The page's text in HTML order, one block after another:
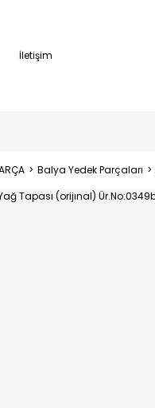
İletişim
Balya Yedek Parçaları